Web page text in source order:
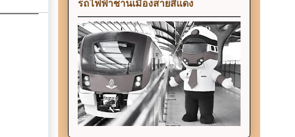
รถไฟฟ้าชานเมืองสายสีแดง